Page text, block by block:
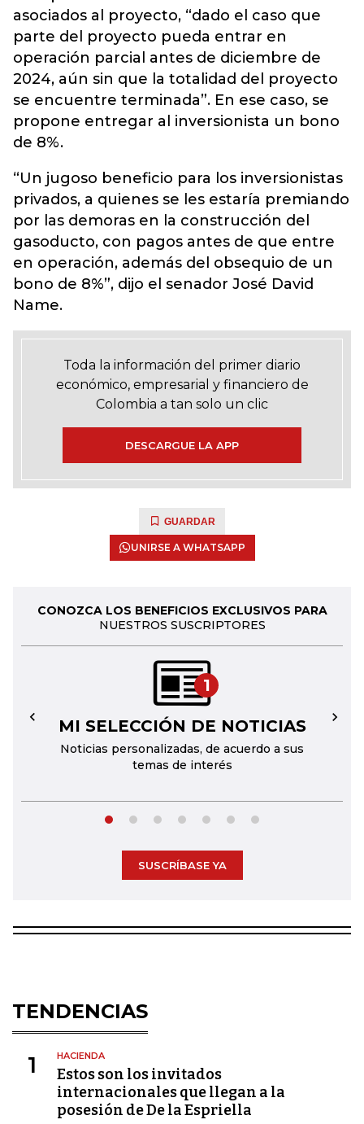
asociados al proyecto, “dado el caso que
parte del proyecto pueda entrar en
operación parcial antes de diciembre de
2024, aún sin que la totalidad del proyecto
se encuentre terminada”. En ese caso, se
propone entregar al inversionista un bono
de 8%.
“Un jugoso beneficio para los inversionistas
privados, a quienes se les estaría premiando
por las demoras en la construcción del
gasoducto, con pagos antes de que entre
en operación, además del obsequio de un
bono de 8%”, dijo el senador José David
Name.
Toda la información del primer diario
económico, empresarial y financiero de
Colombia a tan solo un clic
DESCARGUE LA APP
GUARDAR
UNIRSE A WHATSAPP
CONOZCA LOS BENEFICIOS EXCLUSIVOS PARA
NUESTROS SUSCRIPTORES
1
MI SELECCIÓN DE NOTICIAS
Noticias personalizadas, de acuerdo a sus
temas de interés
← →
SUSCRÍBASE YA
TENDENCIAS
1 HACIENDA
Estos son los invitados
internacionales que llegan a la
posesión de De la Espriella